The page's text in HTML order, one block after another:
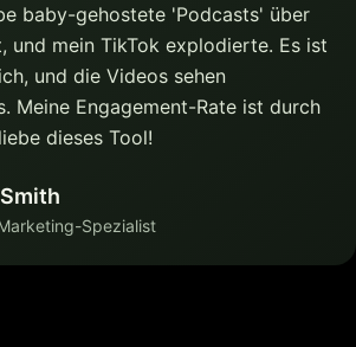
baby-gehostete 'Podcasts' über
und mein TikTok explodierte. Es ist
und die Videos sehen
Meine Engagement-Rate ist durch
dieses Tool!
Spezialist